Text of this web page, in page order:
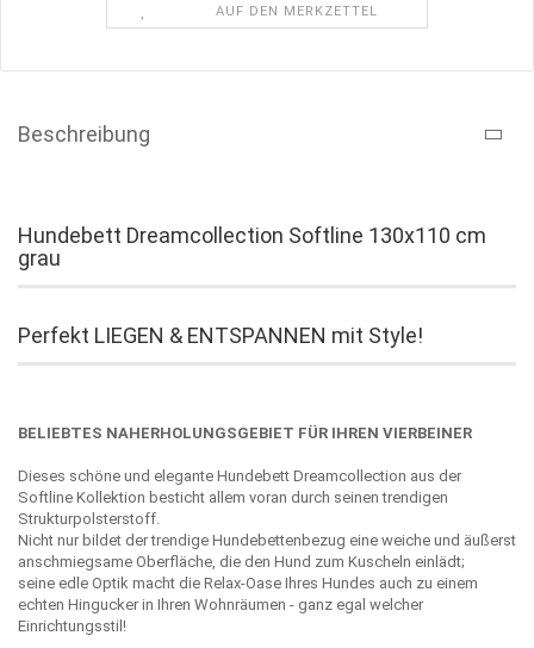
AUF DEN MERKZETTEL
Beschreibung
Hundebett Dreamcollection Softline 130x110 cm
grau
Perfekt LIEGEN & ENTSPANNEN mit Style!
BELIEBTES NAHERHOLUNGSGEBIET FÜR IHREN VIERBEINER
Dieses schöne und elegante Hundebett Dreamcollection aus der
Softline Kollektion besticht allem voran durch seinen trendigen
Strukturpolsterstoff.
Nicht nur bildet der trendige Hundebettenbezug eine weiche und äußerst
anschmiegsame Oberfläche, die den Hund zum Kuscheln einlädt;
seine edle Optik macht die Relax-Oase Ihres Hundes auch zu einem
echten Hingucker in Ihren Wohnräumen - ganz egal welcher
Einrichtungsstil!